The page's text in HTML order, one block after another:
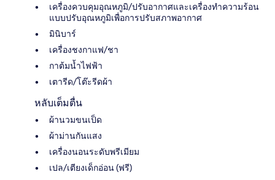
เครื่องควบคุมอุณหภูมิ/ปรับอากาศและเครื่องทำความร้อน
แบบปรับอุณหภูมิเพื่อการปรับสภาพอากาศ
มินิบาร์
เครื่องชงกาแฟ/ชา
กาต้มน้ำไฟฟ้า
เตารีด/โต๊ะรีดผ้า
หลับเต็มตื่น
ผ้านวมขนเป็ด
ผ้าม่านกันแสง
เครื่องนอนระดับพรีเมียม
เปล/เตียงเด็กอ่อน (ฟรี)